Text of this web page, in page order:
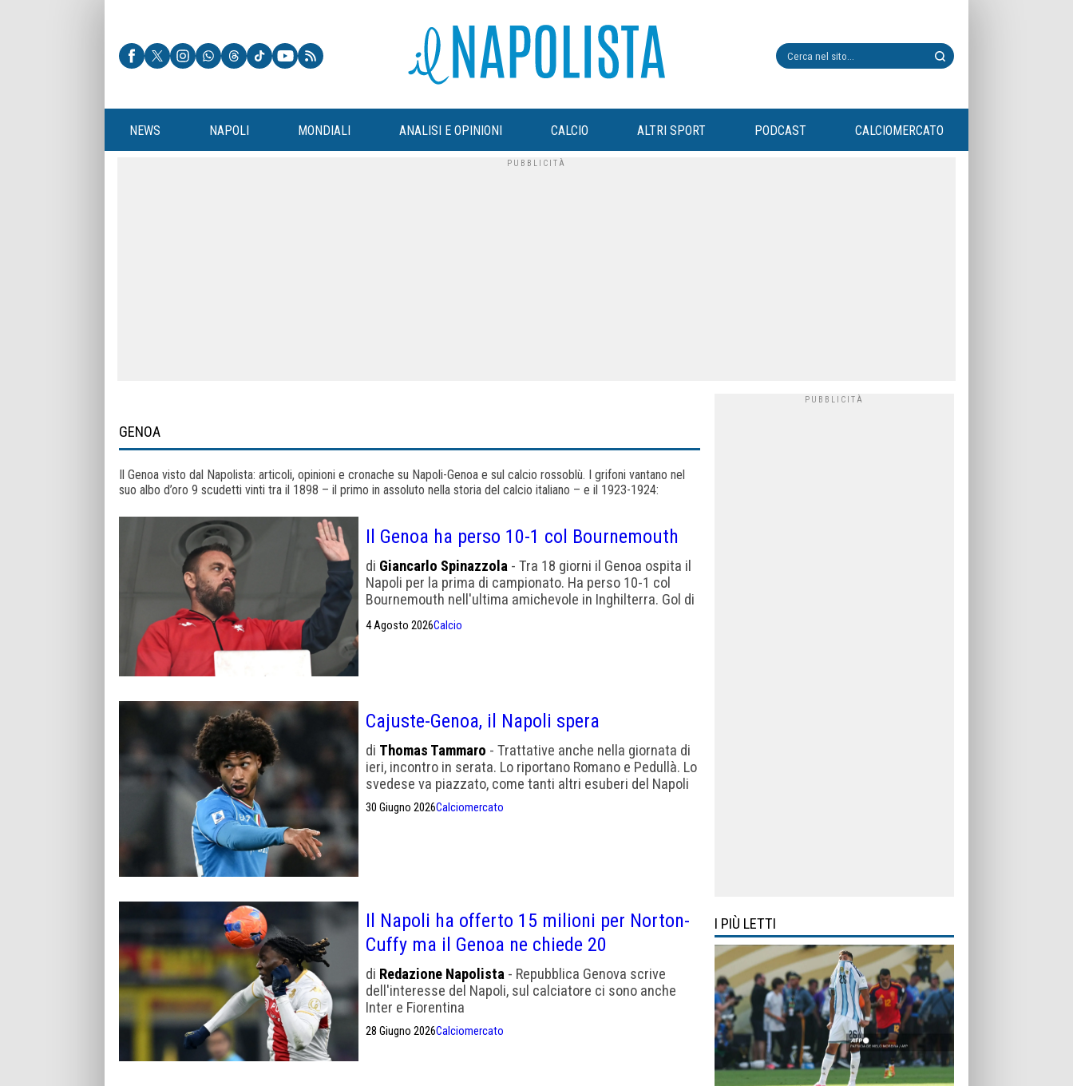
NEWS NAPOLI MONDIALI ANALISI E OPINIONI CALCIO ALTRI SPORT PODCAST CALCIOMERCATO
GENOA
Il Genoa visto dal Napolista: articoli, opinioni e cronache su Napoli-Genoa e sul calcio rossoblù. I grifoni vantano nel
suo albo d’oro 9 scudetti vinti tra il 1898 – il primo in assoluto nella storia del calcio italiano – e il 1923-1924:
Il Genoa ha perso 10-1 col Bournemouth
di Giancarlo Spinazzola - Tra 18 giorni il Genoa ospita il
Napoli per la prima di campionato. Ha perso 10-1 col
Bournemouth nell'ultima amichevole in Inghilterra. Gol di
4 Agosto 2026Calcio
Cajuste-Genoa, il Napoli spera
di Thomas Tammaro - Trattative anche nella giornata di
ieri, incontro in serata. Lo riportano Romano e Pedullà. Lo
svedese va piazzato, come tanti altri esuberi del Napoli
30 Giugno 2026Calciomercato
Il Napoli ha offerto 15 milioni per Norton-
Cuffy ma il Genoa ne chiede 20
di Redazione Napolista - Repubblica Genova scrive
dell'interesse del Napoli, sul calciatore ci sono anche
Inter e Fiorentina
28 Giugno 2026Calciomercato
I PIÙ LETTI